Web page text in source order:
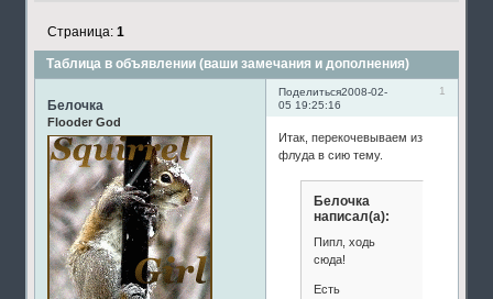
Таблица в объявлении (ваши замечания и дополнения)
Страница:1
Поделиться 1
2008-02-
05 19:25:16
Белочка
Flooder God
Итак, перекочевываем из
флуда в сию тему.
Белочка
написал(а):
Пипл, ходь
сюда!
Есть